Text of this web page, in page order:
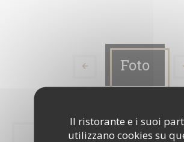
Il ristorante e i suoi
utilizzano cookies su
Foto